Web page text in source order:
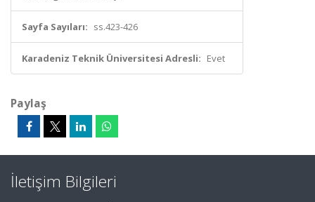
Sayfa Sayıları: ss.423-426
Karadeniz Teknik Üniversitesi Adresli: Evet
Paylaş
İletişim Bilgileri